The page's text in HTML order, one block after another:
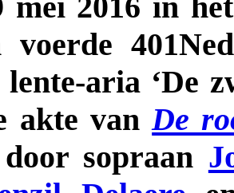
voerde
lente-aria ‘De
akte vanDe
sopraan